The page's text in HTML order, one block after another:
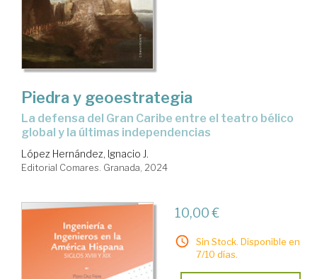
Piedra y geoestrategia
la defensa del Gran Caribe entre el teatro bélico
global y la últimas independencias
López Hernández, Ignacio J.
Editorial Comares. Granada, 2024
10,00 €
Sin Stock. Disponible en
7/10 días.